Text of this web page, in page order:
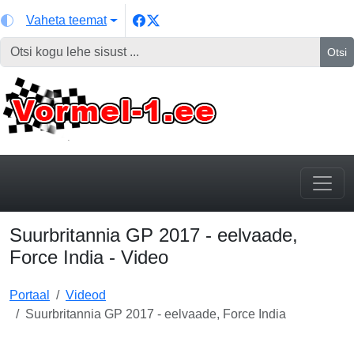
Vaheta teemat
Otsi
Suurbritannia GP 2017 - eelvaade,
Force India - Video
Portaal
Videod
Suurbritannia GP 2017 - eelvaade, Force India